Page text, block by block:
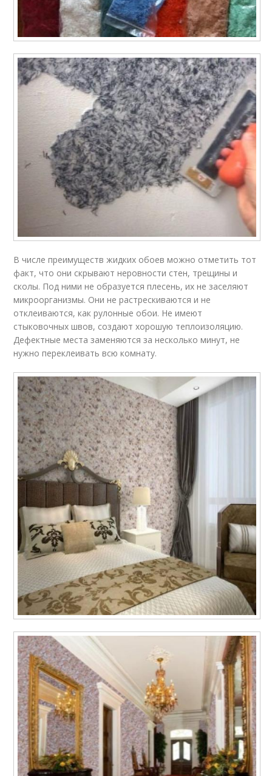
В числе преимуществ жидких обоев можно отметить тот
факт, что они скрывают неровности стен, трещины и
сколы. Под ними не образуется плесень, их не заселяют
микроорганизмы. Они не растрескиваются и не
отклеиваются, как рулонные обои. Не имеют
стыковочных швов, создают хорошую теплоизоляцию.
Дефектные места заменяются за несколько минут, не
нужно переклеивать всю комнату.